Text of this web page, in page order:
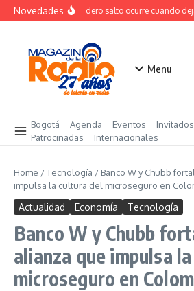
Saltar al contenido
NovedadesEl verdadero salto ocurre cuando
Menu
Bogotá Agenda Eventos
Invitados
Patrocinadas
Internacionales
Home /Tecnología / Banco W y Chubb
impulsa la cultura del microseguro en
Actualidad Economía Tecnología
Banco W y Chubb
alianza que impulsa
microseguro en